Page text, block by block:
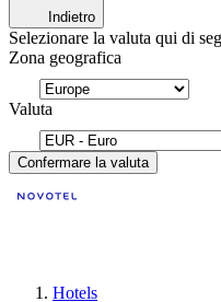
Indietro
Selezionare la valuta qui di
Zona geografica
Valuta
Confermare la valuta
Hotels